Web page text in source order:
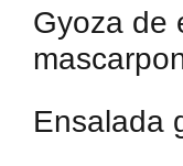
Gyoza de
Ensalada